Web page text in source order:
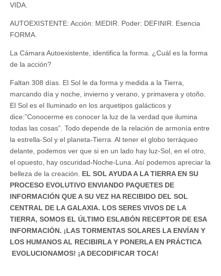
VIDA.
AUTOEXISTENTE: Acción: MEDIR. Poder: DEFINIR. Esencia
FORMA.
La Cámara Autoexistente, identifica la forma. ¿Cuál es la forma
de la acción?
Faltan 308 días. El Sol le da forma y medida a la Tierra,
marcando día y noche, invierno y verano, y primavera y otoño.
El Sol es el Iluminado en los arquetipos galácticos y
dice:”Conocerme es conocer la luz de la verdad que ilumina
todas las cosas”. Todo depende de la relación de armonía entre
la estrella-Sol y el planeta-Tierra. Al tener el globo terráqueo
delante, podemos ver que si en un lado hay luz-Sol, en el otro,
el opuesto, hay oscuridad-Noche-Luna. Así podemos apreciar la
belleza de la creación. EL SOL AYUDA A LA TIERRA EN SU
PROCESO EVOLUTIVO ENVIANDO PAQUETES DE
INFORMACIÓN QUE A SU VEZ HA RECIBIDO DEL SOL
CENTRAL DE LA GALAXIA. LOS SERES VIVOS DE LA
TIERRA, SOMOS EL ÚLTIMO ESLABÓN RECEPTOR DE ESA
INFORMACIÓN. ¡LAS TORMENTAS SOLARES LA ENVÍAN Y
LOS HUMANOS AL RECIBIRLA Y PONERLA EN PRÁCTICA
EVOLUCIONAMOS! ¡A DECODIFICAR TOCA!